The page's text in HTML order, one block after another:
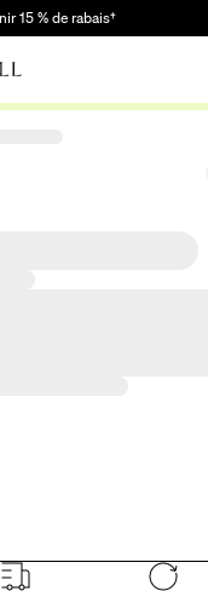
Passer au
15 % de rabais†